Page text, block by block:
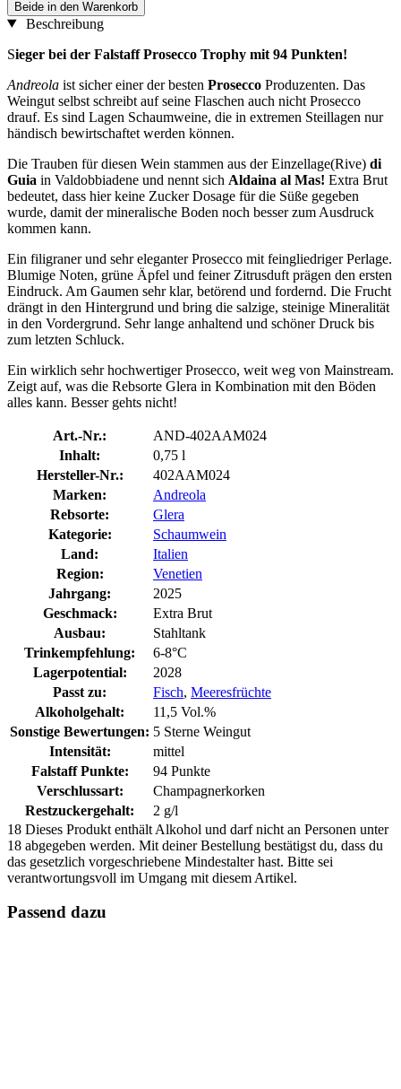
Beide in den Warenkorb
Beschreibung
Sieger bei der Falstaff Prosecco Trophy mit 94 Punkten!
Andreola ist sicher einer der besten Prosecco Produzenten. Das
Weingut selbst schreibt auf seine Flaschen auch nicht Prosecco
drauf. Es sind Lagen Schaumweine, die in extremen Steillagen nur
händisch bewirtschaftet werden können.
Die Trauben für diesen Wein stammen aus der Einzellage(Rive) di
Guia in Valdobbiadene und nennt sich Aldaina al Mas! Extra Brut
bedeutet, dass hier keine Zucker Dosage für die Süße gegeben
wurde, damit der mineralische Boden noch besser zum Ausdruck
kommen kann.
Ein filigraner und sehr eleganter Prosecco mit feingliedriger Perlage.
Blumige Noten, grüne Äpfel und feiner Zitrusduft prägen den ersten
Eindruck. Am Gaumen sehr klar, betörend und fordernd. Die Frucht
drängt in den Hintergrund und bring die salzige, steinige Mineralität
in den Vordergrund. Sehr lange anhaltend und schöner Druck bis
zum letzten Schluck.
Ein wirklich sehr hochwertiger Prosecco, weit weg von Mainstream.
Zeigt auf, was die Rebsorte Glera in Kombination mit den Böden
alles kann. Besser gehts nicht!
Art.-Nr.:
AND-402AAM024
Inhalt:
0,75 l
Hersteller-Nr.:
402AAM024
Marken:
Andreola
Rebsorte:
Glera
Kategorie:
Schaumwein
Land:
Italien
Region:
Venetien
Jahrgang:
2025
Geschmack:
Extra Brut
Ausbau:
Stahltank
Trinkempfehlung:
6-8°C
Lagerpotential:
2028
Passt zu:
Fisch, Meeresfrüchte
Alkoholgehalt:
11,5 Vol.%
Sonstige Bewertungen: 5 Sterne Weingut
Intensität:
mittel
Falstaff Punkte:
94 Punkte
Verschlussart:
Champagnerkorken
Restzuckergehalt:
2 g/l
18 Dieses Produkt enthält Alkohol und darf nicht an Personen unter
18 abgegeben werden. Mit deiner Bestellung bestätigst du, dass du
das gesetzlich vorgeschriebene Mindestalter hast. Bitte sei
verantwortungsvoll im Umgang mit diesem Artikel.
Passend dazu